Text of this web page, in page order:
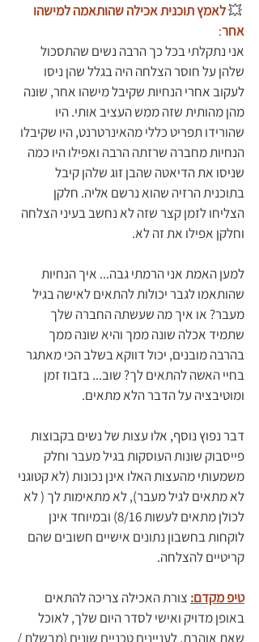
לאמץ תוכנית אכילה שהותאמה למישהו
אחר:
אני נתקלתי בכל כך הרבה נשים שהתסכול
שלהן על חוסר הצלחה היה בגלל שהן ניסו
לעקוב אחרי הנחיות שקיבל מישהו אחר, שונה
מהן מהותית שזה ממש העציב אותי. היו
שהורידו תפריט כללי מהאינרטרנט, היו שקיבלו
הנחיות מחברה שרזתה הרבה ואפילו היו כמה
שניסו את הדיאטה שהבן זוג שלהן קיבל
בתוכנית הרזיה שהוא נרשם אליה. חלקן
הצליחו לזמן קצר שזה לא נחשב בעיני הצלחה
וחלקן אפילו את זה לא.
למען האמת אני הרמתי גבה... איך הנחיות
שהותאמו לגבר יכולות להתאים לאישה בגיל
מעבר? או איך מה שעשתה החברה שלך
שתמיד אכלה שונה ממך והיא שונה ממך
בהרבה מובנים, יכול דווקא בשלב הכי מאתגר
בחיי האשה להתאים לך? שוב... בזבוז זמן
ומוטיבציה על הדבר הלא מתאים.
דבר נפוץ נוסף, אלו עצות של נשים בקבוצות
פייסבוק שונות העוסקות בגיל מעבר וחלק
משמעותי מהעצות האלו אינן נכונות (לא קטוגני
לא מתאים לגיל מעבר), לא מתאימות לך ( לא
לכולן מתאים לעשות 8/16) ובמיוחד אינן
לוקחות בחשבון נתונים אישיים חשובים שהם
קריטיים להצלחה.
טיפ מקדם: צורת האכילה צריכה להתאים
באופן מדויק ואישי לסדר היום שלך, לאוכל
שאת אוהבת, לעניינים טכניים שונים (מבשלת /